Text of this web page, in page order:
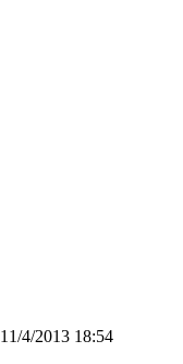
4/2013 18:54